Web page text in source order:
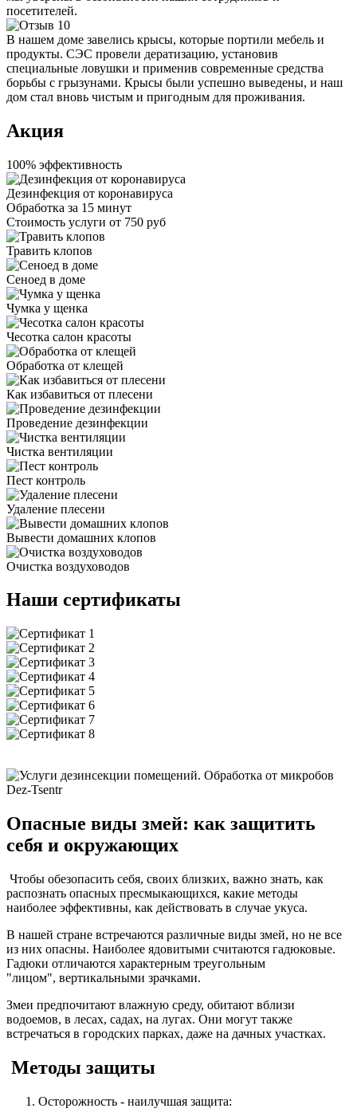
посетителей.
В нашем доме завелись крысы, которые портили мебель и
продукты. СЭС провели дератизацию, установив
специальные ловушки и применив современные средства
борьбы с грызунами. Крысы были успешно выведены, и наш
дом стал вновь чистым и пригодным для проживания.
Акция
100% эффективность
Дезинфекция от коронавируса
Обработка за 15 минут
Стоимость услуги от 750 руб
Травить клопов
Сеноед в доме
Чумка у щенка
Чесотка салон красоты
Обработка от клещей
Как избавиться от плесени
Проведение дезинфекции
Чистка вентиляции
Пест контроль
Удаление плесени
Вывести домашних клопов
Очистка воздуховодов
Наши сертификаты
Опасные виды змей: как защитить
себя и окружающих
Чтобы обезопасить себя, своих близких, важно знать, как
распознать опасных пресмыкающихся, какие методы
наиболее эффективны, как действовать в случае укуса.
В нашей стране встречаются различные виды змей, но не все
из них опасны. Наиболее ядовитыми считаются гадюковые.
Гадюки отличаются характерным треугольным
"лицом", вертикальными зрачками.
Змеи предпочитают влажную среду, обитают вблизи
водоемов, в лесах, садах, на лугах. Они могут также
встречаться в городских парках, даже на дачных участках.
Методы защиты
Осторожность - наилучшая защита: